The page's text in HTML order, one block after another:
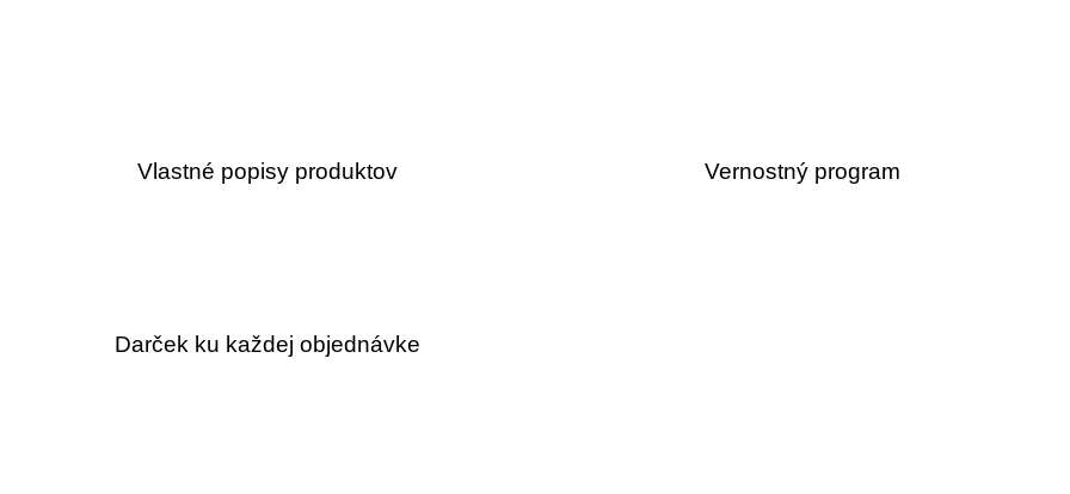
Vlastné popisy produktov Vernostný program
Darček ku každej objednávke